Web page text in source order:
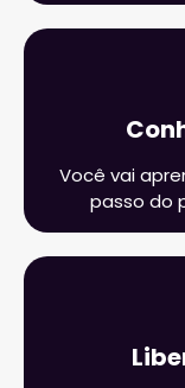
Você vai
passo do